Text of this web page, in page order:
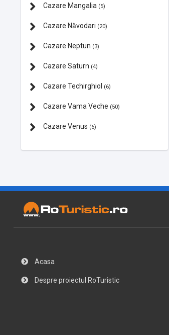
Cazare Mangalia (5)
Cazare Năvodari (20)
Cazare Neptun (3)
Cazare Saturn (4)
Cazare Techirghiol (6)
Cazare Vama Veche (50)
Cazare Venus (6)
Acasa
Despre proiectul RoTuristic